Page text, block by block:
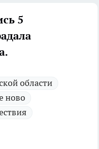
5
области
ново